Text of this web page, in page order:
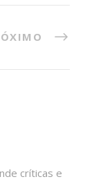
críticas e